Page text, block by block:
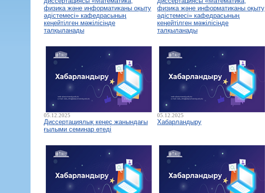
физика және информатиканы оқыту
әдістемесі» кафедрасының
кеңейтілген мәжілісінде
талқыланады
физика және информатиканы оқыту
әдістемесі» кафедрасының
кеңейтілген мәжілісінде
талқыланады
05.12.2025
Диссертациялық кеңес жанындағы
ғылыми семинар өтеді
05.12.2025
Хабарландыру